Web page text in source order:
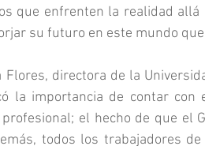
que enfrenten la realidad
su futuro en este mundo
Flores, directora de la
la importancia de contar con
el hecho de que el
todos los trabajadores